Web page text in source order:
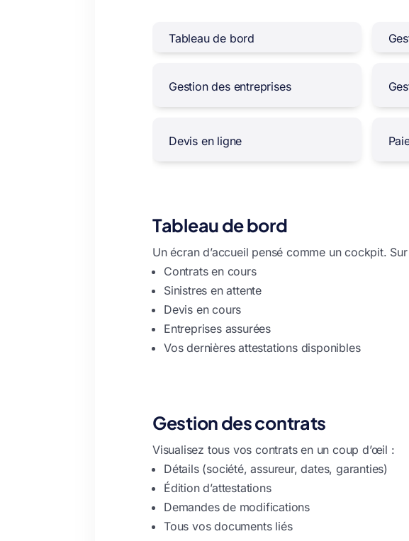
Tableau de bord
Gestion des entreprises
Devis en ligne
Tableau de bord
Un écran d’accueil pensé comme un cockpit.
Contrats en cours
Sinistres en attente
Devis en cours
Entreprises assurées
Vos dernières attestations disponibles
Gestion des contrats
Visualisez tous vos contrats en un coup d’œil :
Détails (société, assureur, dates, garanties)
Édition d’attestations
Demandes de modifications
Tous vos documents liés